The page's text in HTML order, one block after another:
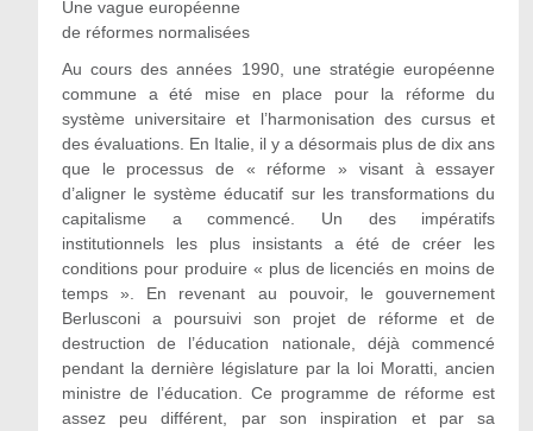
Une vague européenne
de réformes normalisées
Au cours des années 1990, une stratégie européenne
commune a été mise en place pour la réforme du
système universitaire et l’harmonisation des cursus et
des évaluations. En Italie, il y a désormais plus de dix ans
que le processus de « réforme » visant à essayer
d’aligner le système éducatif sur les transformations du
capitalisme a commencé. Un des impératifs
institutionnels les plus insistants a été de créer les
conditions pour produire « plus de licenciés en moins de
temps ». En revenant au pouvoir, le gouvernement
Berlusconi a poursuivi son projet de réforme et de
destruction de l’éducation nationale, déjà commencé
pendant la dernière législature par la loi Moratti, ancien
ministre de l’éducation. Ce programme de réforme est
assez peu différent, par son inspiration et par sa